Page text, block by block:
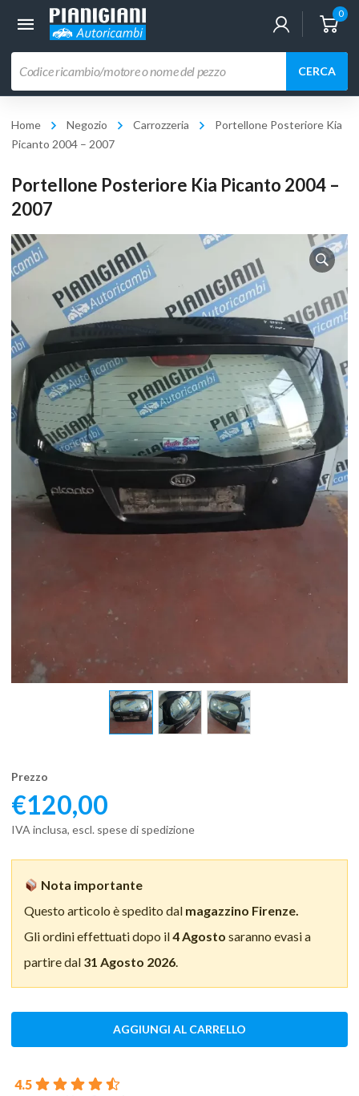
0
prodotti
CERCA
Home Negozio Carrozzeria
Portellone Posteriore Kia
Picanto 2004 – 2007
Portellone Posteriore Kia Picanto 2004 –
2007
Prezzo
€120,00
IVA inclusa, escl. spese di spedizione
Nota importante
Questo articolo è spedito dal magazzino Firenze.
Gli ordini effettuati dopo il4 Agosto saranno evasi a
partire dal 31 Agosto 2026.
AGGIUNGI AL CARRELLO
4.5